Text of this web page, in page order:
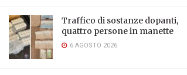
Traffico di sostanze dopanti,
quattro persone in manette
6 AGOSTO 2026